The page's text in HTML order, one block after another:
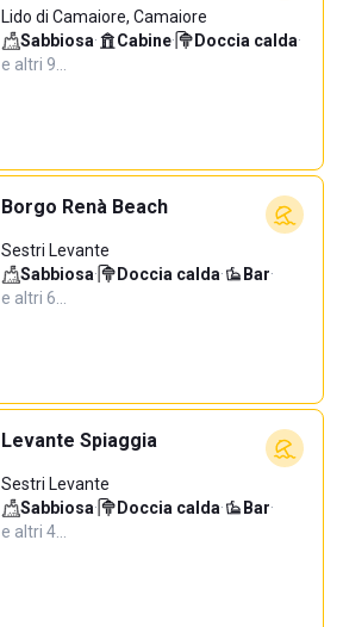
Lido di Camaiore, Camaiore
Sabbiosa· Cabine· Doccia calda·
e altri 9…
Borgo Renà Beach
Sestri Levante
Sabbiosa· Doccia calda· Bar·
e altri 6…
Levante Spiaggia
Sestri Levante
Sabbiosa· Doccia calda· Bar·
e altri 4…